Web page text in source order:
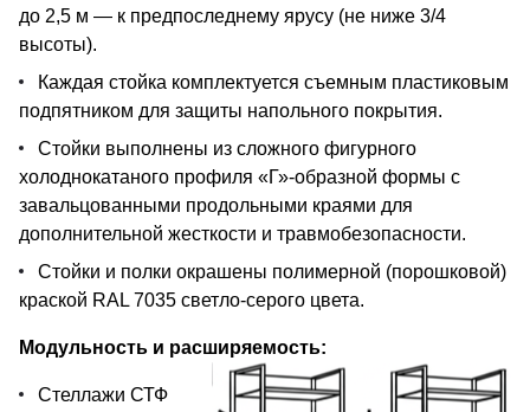
до 2,5 м — к предпоследнему ярусу (не ниже 3/4
высоты).
Каждая стойка комплектуется съемным пластиковым
подпятником для защиты напольного покрытия.
Стойки выполнены из сложного фигурного
холоднокатаного профиля «Г»-образной формы с
завальцованными продольными краями для
дополнительной жесткости и травмобезопасности.
Стойки и полки окрашены полимерной (порошковой)
краской RAL 7035 светло-серого цвета.
Модульность и расширяемость:
Стеллажи СТФ